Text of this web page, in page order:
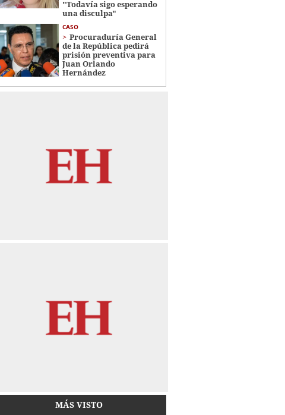
"Todavía sigo esperando
una disculpa"
CASO
Procuraduría General
de la República pedirá
prisión preventiva para
Juan Orlando
Hernández
MÁS VISTO